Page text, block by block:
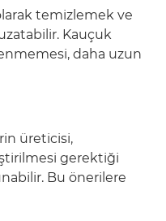
temizlemek ve
Kauçuk
daha uzun
üreticisi,
gerektiği
Bu önerilere